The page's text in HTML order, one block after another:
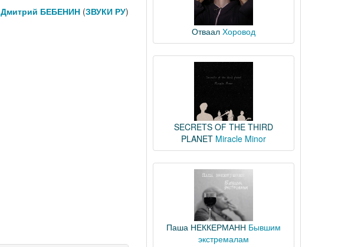
Дмитрий БЕБЕНИН(ЗВУКИ РУ)
Отваал Хоровод
SECRETS OF THE THIRD
PLANET Miracle Minor
Паша НЕККЕРМАНН Бывшим
экстремалам